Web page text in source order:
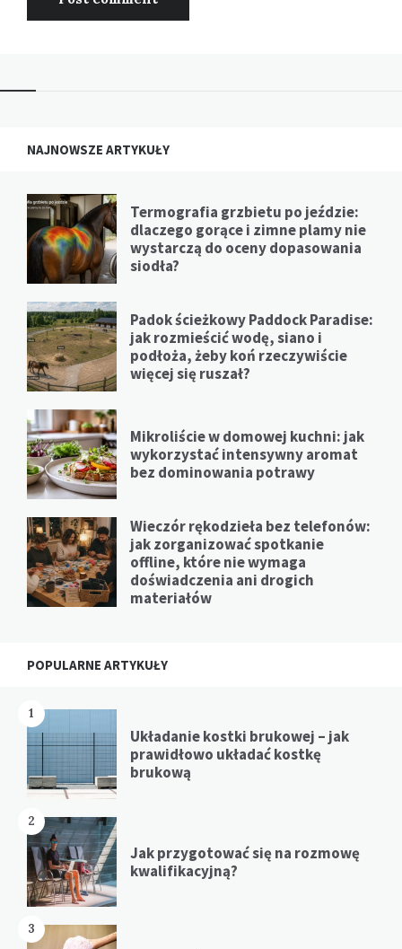
NAJNOWSZE ARTYKUŁY
Termografia grzbietu po jeździe:
dlaczego gorące i zimne plamy nie
wystarczą do oceny dopasowania
siodła?
Padok ścieżkowy Paddock Paradise:
jak rozmieścić wodę, siano i
podłoża, żeby koń rzeczywiście
więcej się ruszał?
Mikroliście w domowej kuchni: jak
wykorzystać intensywny aromat
bez dominowania potrawy
Wieczór rękodzieła bez telefonów:
jak zorganizować spotkanie
offline, które nie wymaga
doświadczenia ani drogich
materiałów
POPULARNE ARTYKUŁY
1
Układanie kostki brukowej – jak
prawidłowo układać kostkę
brukową
2
Jak przygotować się na rozmowę
kwalifikacyjną?
3